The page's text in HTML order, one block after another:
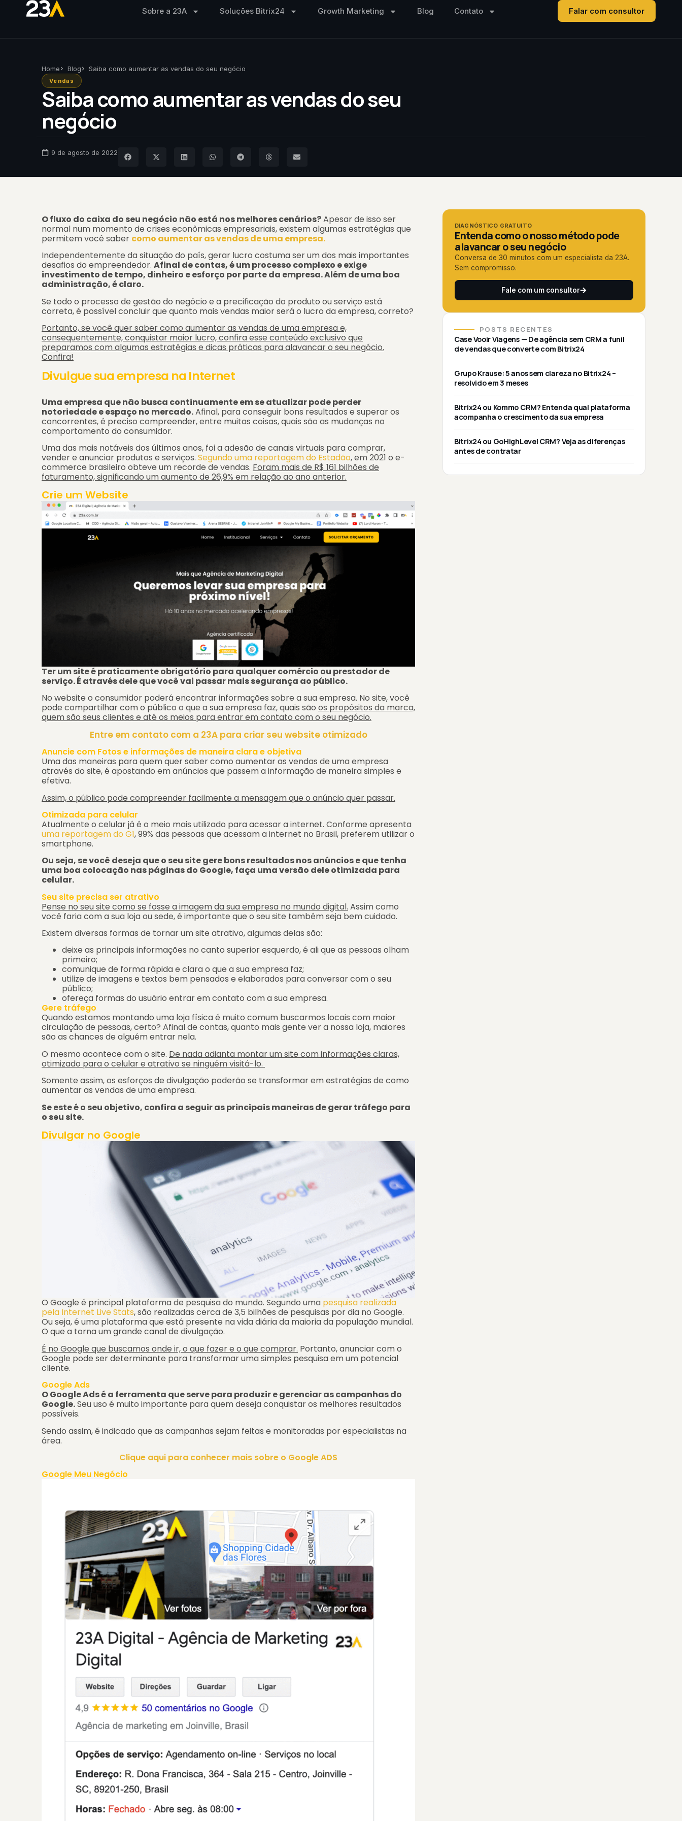
Sobre a 23A Soluções Bitrix24 Growth Marketing Blog Contato Falar com consultor
Home Blog Saiba como aumentar as vendas do seu negócio
Vendas
Saiba como aumentar as vendas do seu
negócio
9 de agosto de 2022
O fluxo do caixa do seu negócio não está nos melhores cenários?Apesar de isso ser
normal num momento de crises econômicas empresariais, existem algumas estratégias que
permitem você saber como aumentar as vendas de uma empresa.
Independentemente da situação do país, gerar lucro costuma ser um dos mais importantes
desafios do empreendedor. Afinal de contas, é um processo complexo e exige
investimento de tempo, dinheiro e esforço por parte da empresa. Além de uma boa
administração, é claro.
Se todo o processo de gestão do negócio e a precificação do produto ou serviço está
correta, é possível concluir que quanto mais vendas maior será o lucro da empresa, correto?
Portanto, se você quer saber como aumentar as vendas de uma empresa e,
consequentemente, conquistar maior lucro, confira esse conteúdo exclusivo que
preparamos com algumas estratégias e dicas práticas para alavancar o seu negócio.
Confira!
Divulgue sua empresa na Internet
Uma empresa que não busca continuamente em se atualizar pode perder
notoriedade e espaço no mercado.Afinal, para conseguir bons resultados e superar os
concorrentes, é preciso compreender, entre muitas coisas, quais são as mudanças no
comportamento do consumidor.
Uma das mais notáveis dos últimos anos, foi a adesão de canais virtuais para comprar,
vender e anunciar produtos e serviços. Segundo uma reportagem do Estadão, em 2021 o e-
commerce brasileiro obteve um recorde de vendas. Foram mais de R$ 161 bilhões de
faturamento, significando um aumento de 26,9% em relação ao ano anterior.
Crie um Website
Ter um site é praticamente obrigatório para qualquer comércio ou prestador de
serviço. É através dele que você vai passar mais segurança ao público.
No website o consumidor poderá encontrar informações sobre a sua empresa. No site, você
pode compartilhar com o público o que a sua empresa faz, quais são os propósitos da marca,
quem são seus clientes e até os meios para entrar em contato com o seu negócio.
Entre em contato com a 23A para criar seu website otimizado
Anuncie com Fotos e informações de maneira clara e objetiva
Uma das maneiras para quem quer saber como aumentar as vendas de uma empresa
através do site, é apostando em anúncios que passem a informação de maneira simples e
efetiva.
Assim, o público pode compreender facilmente a mensagem que o anúncio quer passar.
Otimizada para celular
Atualmente o celular já é o meio mais utilizado para acessar a internet. Conforme apresenta
uma reportagem do G1, 99% das pessoas que acessam a internet no Brasil, preferem utilizar o
smartphone.
Ou seja, se você deseja que o seu site gere bons resultados nos anúncios e que tenha
uma boa colocação nas páginas do Google, faça uma versão dele otimizada para
celular.
Seu site precisa ser atrativo
Pense no seu site como se fosse a imagem da sua empresa no mundo digital. Assim como
você faria com a sua loja ou sede, é importante que o seu site também seja bem cuidado.
Existem diversas formas de tornar um site atrativo, algumas delas são:
deixe as principais informações no canto superior esquerdo, é ali que as pessoas olham
primeiro;
comunique de forma rápida e clara o que a sua empresa faz;
utilize de imagens e textos bem pensados e elaborados para conversar com o seu
público;
ofereça formas do usuário entrar em contato com a sua empresa.
Gere tráfego
Quando estamos montando uma loja física é muito comum buscarmos locais com maior
circulação de pessoas, certo? Afinal de contas, quanto mais gente ver a nossa loja, maiores
são as chances de alguém entrar nela.
O mesmo acontece com o site. De nada adianta montar um site com informações claras,
otimizado para o celular e atrativo se ninguém visitá-lo.
Somente assim, os esforços de divulgação poderão se transformar em estratégias de como
aumentar as vendas de uma empresa.
Se este é o seu objetivo, confira a seguir as principais maneiras de gerar tráfego para
o seu site.
Divulgar no Google
O Google é principal plataforma de pesquisa do mundo. Segundo uma pesquisa realizada
pela Internet Live Stats, são realizadas cerca de 3,5 bilhões de pesquisas por dia no Google.
Ou seja, é uma plataforma que está presente na vida diária da maioria da população mundial.
O que a torna um grande canal de divulgação.
É no Google que buscamos onde ir, o que fazer e o que comprar. Portanto, anunciar com o
Google pode ser determinante para transformar uma simples pesquisa em um potencial
cliente.
Google Ads
O Google Ads é a ferramenta que serve para produzir e gerenciar as campanhas do
Google.Seu uso é muito importante para quem deseja conquistar os melhores resultados
possíveis.
Sendo assim, é indicado que as campanhas sejam feitas e monitoradas por especialistas na
área.
Clique aqui para conhecer mais sobre o Google ADS
Google Meu Negócio
DIAGNÓSTICO GRATUITO
Entenda como o nosso método pode
alavancar o seu negócio
Conversa de 30 minutos com um especialista da 23A.
Sem compromisso.
Fale com um consultor
POSTS RECENTES
Case Vooir Viagens — De agência sem CRM a funil
de vendas que converte com Bitrix24
Grupo Krause: 5 anos sem clareza no Bitrix24 –
resolvido em 3 meses
Bitrix24 ou Kommo CRM? Entenda qual plataforma
acompanha o crescimento da sua empresa
Bitrix24 ou GoHighLevel CRM? Veja as diferenças
antes de contratar